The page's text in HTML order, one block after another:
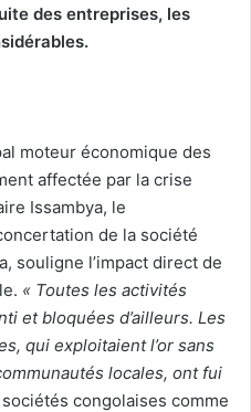
des entreprises, les
moteur économique des
affectée par la crise
Issambya, le
de la société
souligne l’impact direct de
« Toutes les activités
et bloquées d’ailleurs. Les
qui exploitaient l’or sans
locales, ont fui
congolaises comme